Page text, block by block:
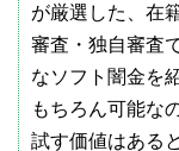
が厳選した、在
審査・独自審査
なソフト闇金を
もちろん可能な
試す価値はある